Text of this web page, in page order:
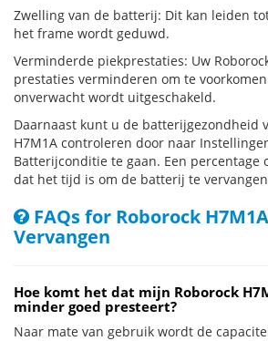
Zwelling van de batterij: Dit kan leiden
het frame wordt geduwd.
Verminderde piekprestaties: Uw
prestaties verminderen om te
onverwacht wordt uitgeschakeld.
Daarnaast kunt u de batterijgezondheid
H7M1A controleren door naar
Batterijconditie te gaan. Een percentage
dat het tijd is om de batterij te
FAQs for Roborock
Vervangen
Hoe komt het dat mijn Roborock
minder goed presteert?
Naar mate van gebruik wordt de